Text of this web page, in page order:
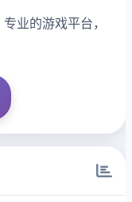
业的游戏平台，